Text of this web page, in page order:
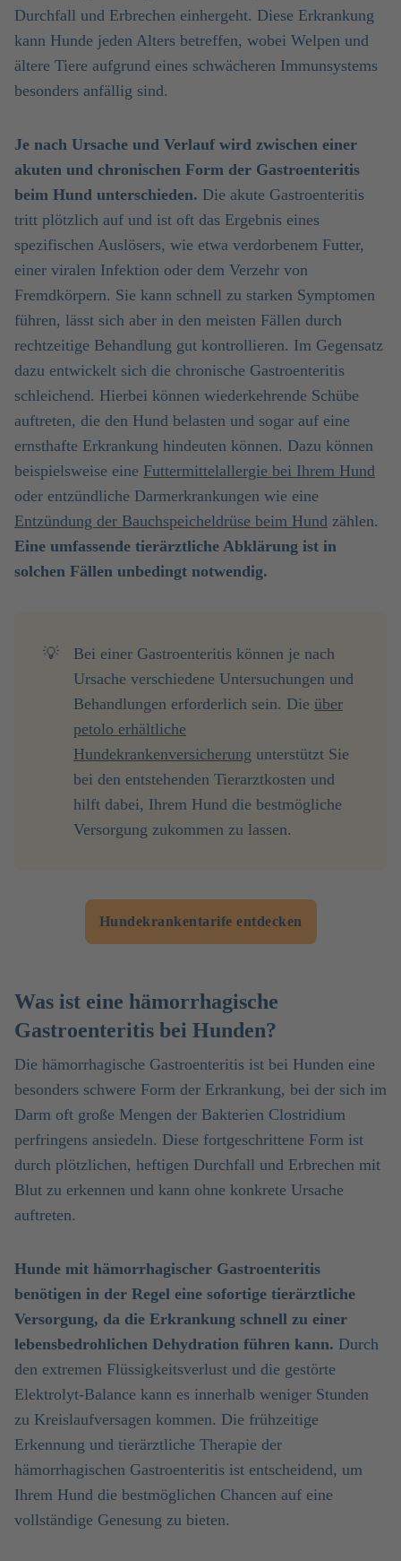
Durchfall und Erbrechen einhergeht. Diese Erkrankung
kann Hunde jeden Alters betreffen, wobei Welpen und
ältere Tiere aufgrund eines schwächeren Immunsystems
besonders anfällig sind.
Je nach Ursache und Verlauf wird zwischen einer
akuten und chronischen Form der Gastroenteritis
beim Hund unterschieden. Die akute Gastroenteritis
tritt plötzlich auf und ist oft das Ergebnis eines
spezifischen Auslösers, wie etwa verdorbenem Futter,
einer viralen Infektion oder dem Verzehr von
Fremdkörpern. Sie kann schnell zu starken Symptomen
führen, lässt sich aber in den meisten Fällen durch
rechtzeitige Behandlung gut kontrollieren. Im Gegensatz
dazu entwickelt sich die chronische Gastroenteritis
schleichend. Hierbei können wiederkehrende Schübe
auftreten, die den Hund belasten und sogar auf eine
ernsthafte Erkrankung hindeuten können. Dazu können
beispielsweise eine Futtermittelallergie bei Ihrem Hund
oder entzündliche Darmerkrankungen wie eine
Entzündung der Bauchspeicheldrüse beim Hund zählen.
Eine umfassende tierärztliche Abklärung ist in
solchen Fällen unbedingt notwendig.
💡
Bei einer Gastroenteritis können je nach
Ursache verschiedene Untersuchungen und
Behandlungen erforderlich sein. Die über
petolo erhältliche
Hundekrankenversicherung unterstützt Sie
bei den entstehenden Tierarztkosten und
hilft dabei, Ihrem Hund die bestmögliche
Versorgung zukommen zu lassen.
Hundekrankentarife entdecken
Was ist eine hämorrhagische
Gastroenteritis bei Hunden?
Die hämorrhagische Gastroenteritis ist bei Hunden eine
besonders schwere Form der Erkrankung, bei der sich im
Darm oft große Mengen der Bakterien Clostridium
perfringens ansiedeln. Diese fortgeschrittene Form ist
durch plötzlichen, heftigen Durchfall und Erbrechen mit
Blut zu erkennen und kann ohne konkrete Ursache
auftreten.
Hunde mit hämorrhagischer Gastroenteritis
benötigen in der Regel eine sofortige tierärztliche
Versorgung, da die Erkrankung schnell zu einer
lebensbedrohlichen Dehydration führen kann. Durch
den extremen Flüssigkeitsverlust und die gestörte
Elektrolyt-Balance kann es innerhalb weniger Stunden
zu Kreislaufversagen kommen. Die frühzeitige
Erkennung und tierärztliche Therapie der
hämorrhagischen Gastroenteritis ist entscheidend, um
Ihrem Hund die bestmöglichen Chancen auf eine
vollständige Genesung zu bieten.